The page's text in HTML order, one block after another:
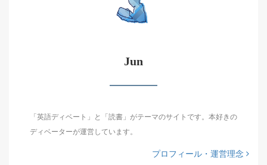
Jun
「英語ディベート」と「読書」がテーマのサイトです。本好きの
ディベーターが運営しています。
プロフィール・運営理念